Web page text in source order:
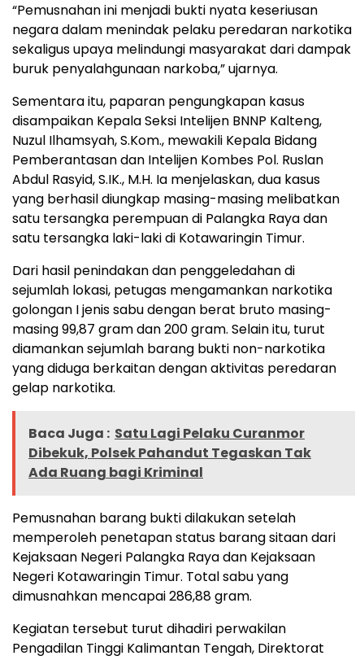
“Pemusnahan ini menjadi bukti nyata keseriusan
negara dalam menindak pelaku peredaran narkotika
sekaligus upaya melindungi masyarakat dari dampak
buruk penyalahgunaan narkoba,” ujarnya.
Sementara itu, paparan pengungkapan kasus
disampaikan Kepala Seksi Intelijen BNNP Kalteng,
Nuzul Ilhamsyah, S.Kom., mewakili Kepala Bidang
Pemberantasan dan Intelijen Kombes Pol. Ruslan
Abdul Rasyid, S.IK., M.H. Ia menjelaskan, dua kasus
yang berhasil diungkap masing-masing melibatkan
satu tersangka perempuan di Palangka Raya dan
satu tersangka laki-laki di Kotawaringin Timur.
Dari hasil penindakan dan penggeledahan di
sejumlah lokasi, petugas mengamankan narkotika
golongan I jenis sabu dengan berat bruto masing-
masing 99,87 gram dan 200 gram. Selain itu, turut
diamankan sejumlah barang bukti non-narkotika
yang diduga berkaitan dengan aktivitas peredaran
gelap narkotika.
Baca Juga : Satu Lagi Pelaku Curanmor
Dibekuk, Polsek Pahandut Tegaskan Tak
Ada Ruang bagi Kriminal
Pemusnahan barang bukti dilakukan setelah
memperoleh penetapan status barang sitaan dari
Kejaksaan Negeri Palangka Raya dan Kejaksaan
Negeri Kotawaringin Timur. Total sabu yang
dimusnahkan mencapai 286,88 gram.
Kegiatan tersebut turut dihadiri perwakilan
Pengadilan Tinggi Kalimantan Tengah, Direktorat